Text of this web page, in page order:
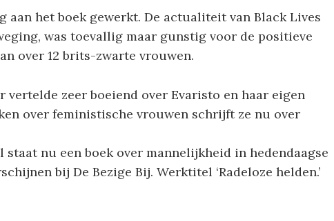
aan het boek gewerkt. De actualiteit van Black Lives
was toevallig maar gunstig voor de positieve
over 12 brits-zwarte vrouwen.
vertelde zeer boeiend over Evaristo en haar eigen
over feministische vrouwen schrijft ze nu over
staat nu een boek over mannelijkheid in hedendaagse
bij De Bezige Bij. Werktitel ‘Radeloze helden.’